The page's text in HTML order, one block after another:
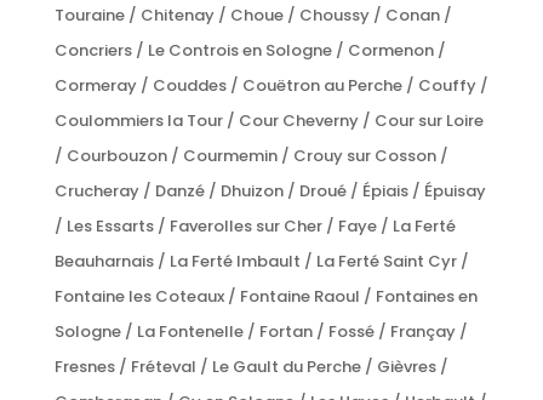
Touraine / Chitenay / Choue / Choussy / Conan /
Concriers / Le Controis en Sologne / Cormenon /
Cormeray / Couddes / Couëtron au Perche / Couffy /
Coulommiers la Tour / Cour Cheverny / Cour sur Loire
/ Courbouzon / Courmemin / Crouy sur Cosson /
Crucheray / Danzé / Dhuizon / Droué / Épiais / Épuisay
/ Les Essarts / Faverolles sur Cher / Faye / La Ferté
Beauharnais / La Ferté Imbault / La Ferté Saint Cyr /
Fontaine les Coteaux / Fontaine Raoul / Fontaines en
Sologne / La Fontenelle / Fortan / Fossé / Françay /
Fresnes / Fréteval / Le Gault du Perche / Gièvres /